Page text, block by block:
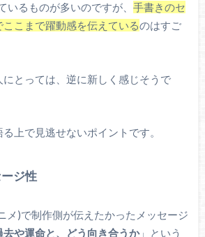
いるものが多いのですが、 手書きのセ
こまで躍動感を伝えているのはすご
とっては、逆に新しく感じそうで
上で見逃せないポイントです。
ジ性
メ)で制作側が伝えたかったメッセージ
や運命と、どう向き合うか」という